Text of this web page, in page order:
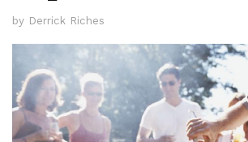
by Derrick Riches